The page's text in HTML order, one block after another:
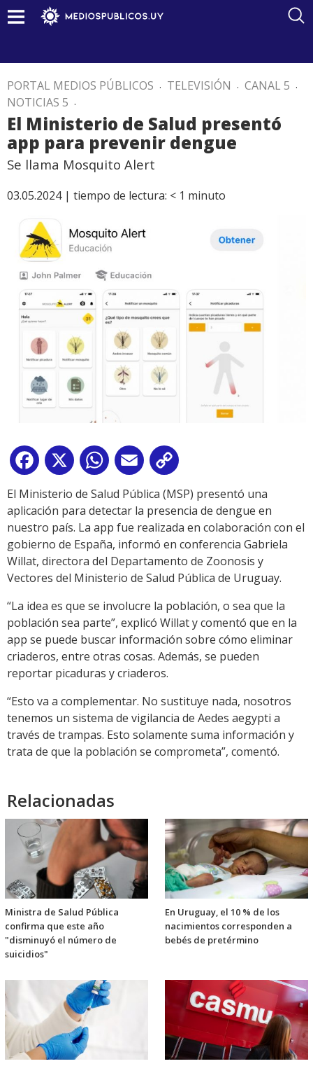
PORTAL MEDIOS PÚBLICOS . TELEVISIÓN . CANAL 5 .
NOTICIAS 5 .
El Ministerio de Salud presentó
app para prevenir dengue
Se llama Mosquito Alert
03.05.2024 | tiempo de lectura: < 1 minuto
Facebook
X WhatsApp
Email
Link
El Ministerio de Salud Pública (MSP) presentó una
aplicación para detectar la presencia de dengue en
nuestro país. La app fue realizada en colaboración con el
gobierno de España, informó en conferencia Gabriela
Willat, directora del Departamento de Zoonosis y
Vectores del Ministerio de Salud Pública de Uruguay.
“La idea es que se involucre la población, o sea que la
población sea parte”, explicó Willat y comentó que en la
app se puede buscar información sobre cómo eliminar
criaderos, entre otras cosas. Además, se pueden
reportar picaduras y criaderos.
“Esto va a complementar. No sustituye nada, nosotros
tenemos un sistema de vigilancia de Aedes aegypti a
través de trampas. Esto solamente suma información y
trata de que la población se comprometa”, comentó.
Relacionadas
Ministra de Salud Pública
confirma que este año
"disminuyó el número de
suicidios"
En Uruguay, el 10 % de los
nacimientos corresponden a
bebés de pretérmino